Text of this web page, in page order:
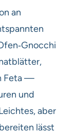
an
Feta —
und
aber
lässt